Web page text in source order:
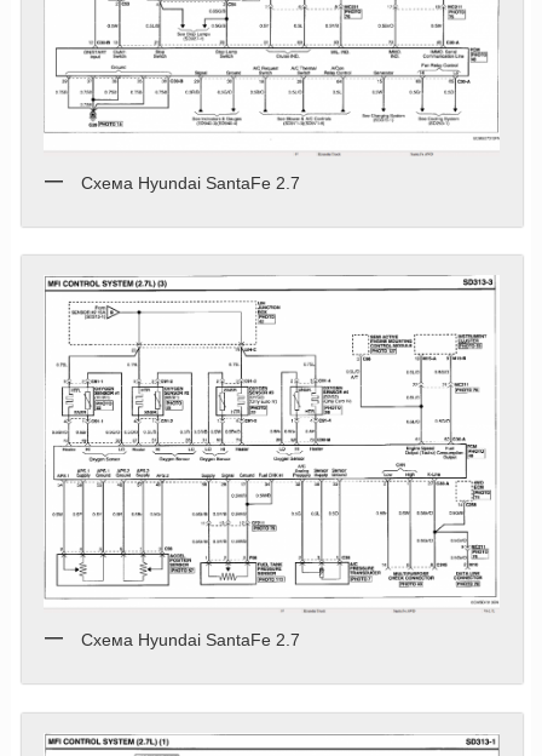
Схема Hyundai SantaFe 2.7
Схема Hyundai SantaFe 2.7